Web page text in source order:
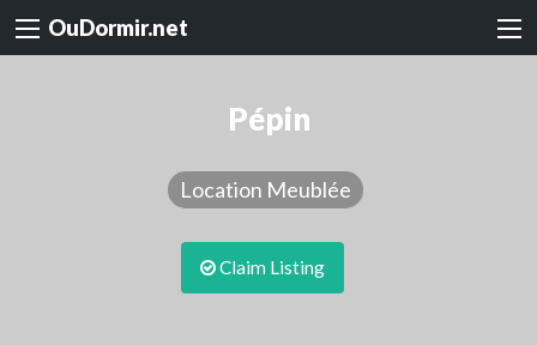
OuDormir.net
Pépin
Location Meublée
Claim Listing